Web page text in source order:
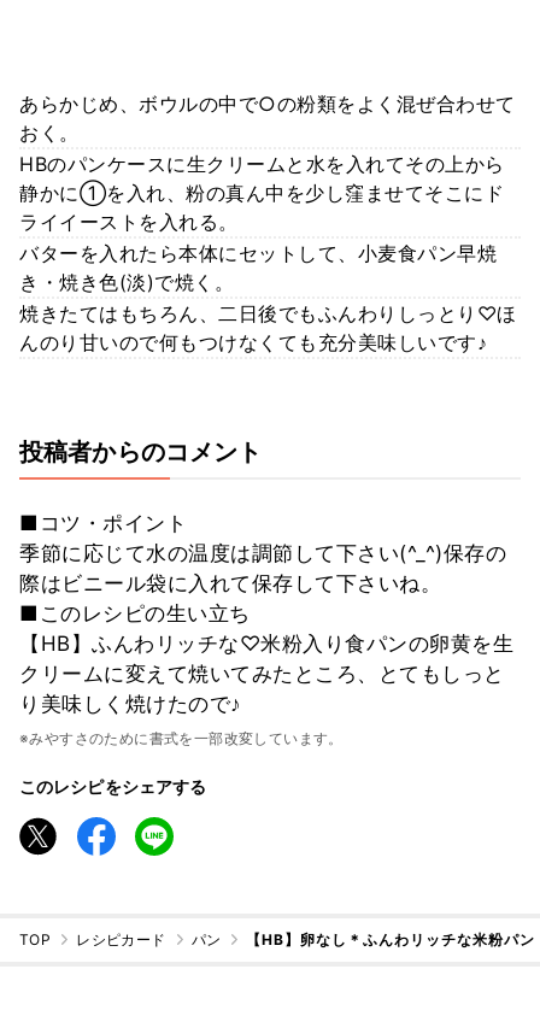
あらかじめ、ボウルの中で○の粉類をよく混ぜ合わせて
おく。
HBのパンケースに生クリームと水を入れてその上から
静かに①を入れ、粉の真ん中を少し窪ませてそこにド
ライイーストを入れる。
バターを入れたら本体にセットして、小麦食パン早焼
き・焼き色(淡)で焼く。
焼きたてはもちろん、二日後でもふんわりしっとり♡ほ
んのり甘いので何もつけなくても充分美味しいです♪
投稿者からのコメント
■コツ・ポイント
季節に応じて水の温度は調節して下さい(^_^)保存の
際はビニール袋に入れて保存して下さいね。
■このレシピの生い立ち
【HB】ふんわリッチな♡米粉入り食パンの卵黄を生
クリームに変えて焼いてみたところ、とてもしっと
り美味しく焼けたので♪
※みやすさのために書式を一部改変しています。
このレシピをシェアする
TOP レシピカード パン 【HB】卵なし＊ふんわリッチな米粉パン